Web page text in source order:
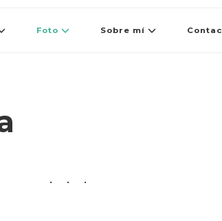
Foto Sobre mí